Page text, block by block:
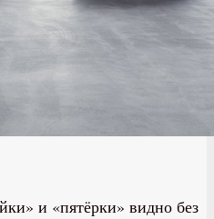
и «пятёрки» видно без